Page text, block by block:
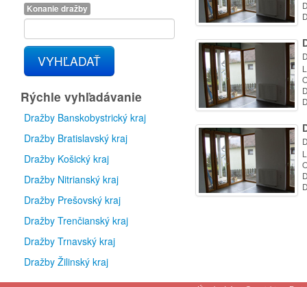
Konanie dražby
VYHĽADAŤ
Rýchle vyhľadávanie
Dražby Banskobystrický kraj
Dražby Bratislavský kraj
Dražby Košický kraj
Dražby Nitrianský kraj
Dražby Prešovský kraj
Dražby Trenčianský kraj
Dražby Trnavský kraj
Dražby Žilinský kraj